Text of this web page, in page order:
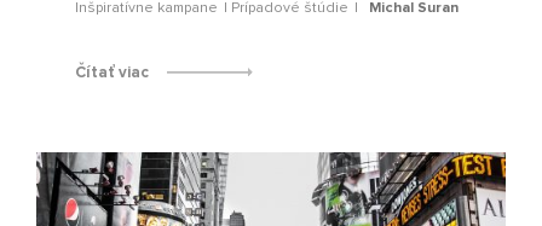
Inšpiratívne kampane Prípadové štúdie Michal Suran
Čítať viac